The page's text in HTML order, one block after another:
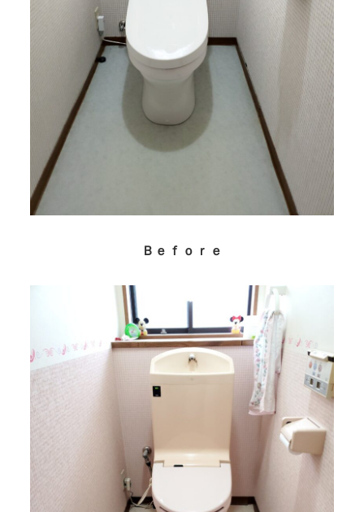
Ｂｅｆｏｒｅ